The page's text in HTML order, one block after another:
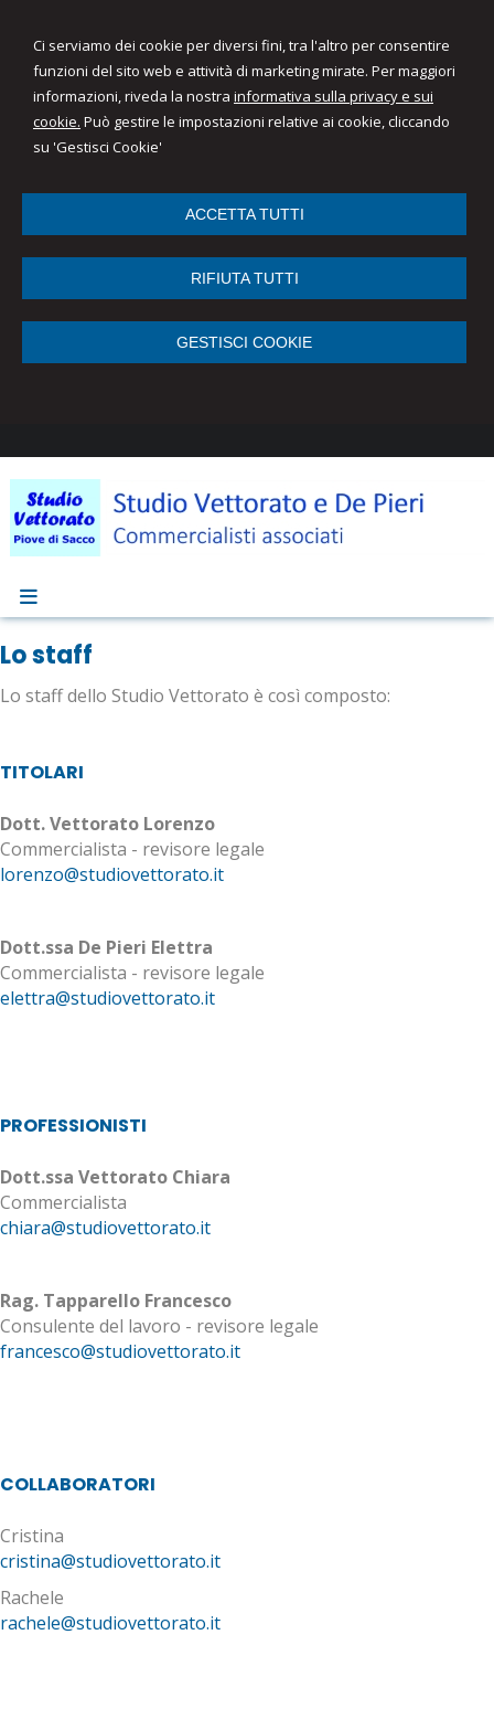
Ci serviamo dei cookie per diversi fini, tra l'altro per consentire
funzioni del sito web e attività di marketing mirate. Per maggiori
informazioni, riveda la nostra informativa sulla privacy e sui
cookie. Può gestire le impostazioni relative ai cookie, cliccando
su 'Gestisci Cookie'
ACCETTA TUTTI
RIFIUTA TUTTI
GESTISCI COOKIE
Lo staff
Lo staff dello Studio Vettorato è così composto:
TITOLARI
Dott. Vettorato Lorenzo
Commercialista - revisore legale
lorenzo@studiovettorato.it
Dott.ssa De Pieri Elettra
Commercialista - revisore legale
elettra@studiovettorato.it
PROFESSIONISTI
Dott.ssa Vettorato Chiara
Commercialista
chiara@studiovettorato.it
Rag. Tapparello Francesco
Consulente del lavoro - revisore legale
francesco@studiovettorato.it
COLLABORATORI
Cristina
cristina@studiovettorato.it
Rachele
rachele@studiovettorato.it